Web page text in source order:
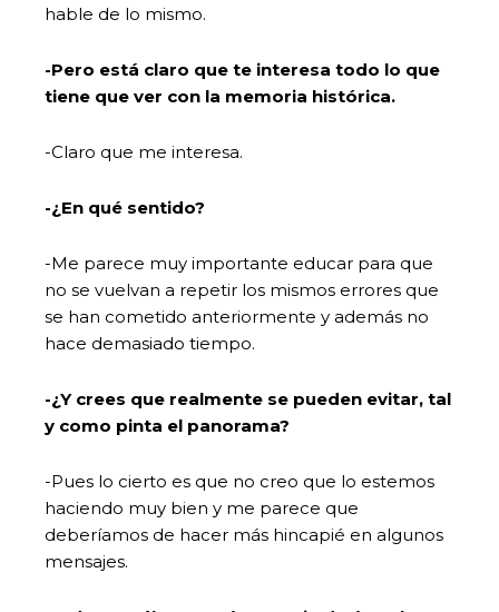
hable de lo mismo.
-Pero está claro que te interesa todo lo que
tiene que ver con la memoria histórica.
-Claro que me interesa.
-¿En qué sentido?
-Me parece muy importante educar para que
no se vuelvan a repetir los mismos errores que
se han cometido anteriormente y además no
hace demasiado tiempo.
-¿Y crees que realmente se pueden evitar, tal
y como pinta el panorama?
-Pues lo cierto es que no creo que lo estemos
haciendo muy bien y me parece que
deberíamos de hacer más hincapié en algunos
mensajes.